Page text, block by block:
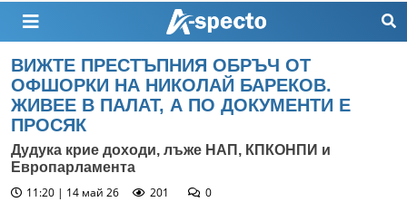
ВИЖТЕ ПРЕСТЪПНИЯ ОБРЪЧ ОТ
ОФШОРКИ НА НИКОЛАЙ БАРЕКОВ.
ЖИВЕЕ В ПАЛАТ, А ПО ДОКУМЕНТИ Е
ПРОСЯК
Дудука крие доходи, лъже НАП, КПКОНПИ и
Европарламента
11:20 | 14 май 26
201 0